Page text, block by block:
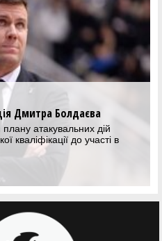
Дмитра Болдаєва
атакувальних дій
кваліфікації до участі в